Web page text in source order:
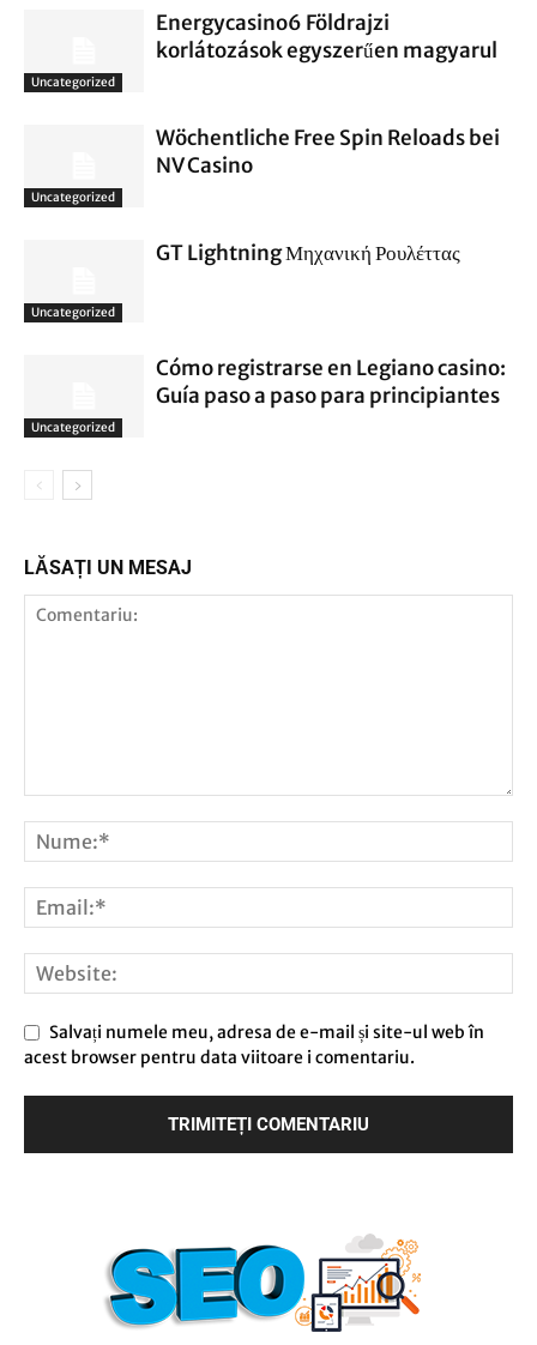
Uncategorized
Energycasino6 Földrajzi
korlátozások egyszerűen magyarul
Uncategorized
Wöchentliche Free Spin Reloads bei
NV Casino
Uncategorized
GT Lightning Μηχανική Ρουλέττας
Uncategorized
Cómo registrarse en Legiano casino:
Guía paso a paso para principiantes
LĂSAȚI UN MESAJ
Salvați numele meu, adresa de e-mail și site-ul web în
acest browser pentru data viitoare i comentariu.